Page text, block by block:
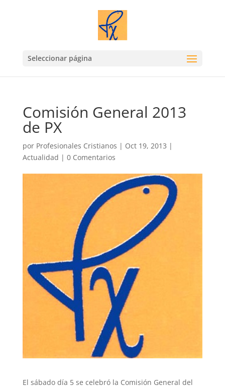
Seleccionar página
Comisión General 2013
de PX
por Profesionales Cristianos | Oct 19, 2013 |
Actualidad | 0 Comentarios
El sábado día 5 se celebró la Comisión General del